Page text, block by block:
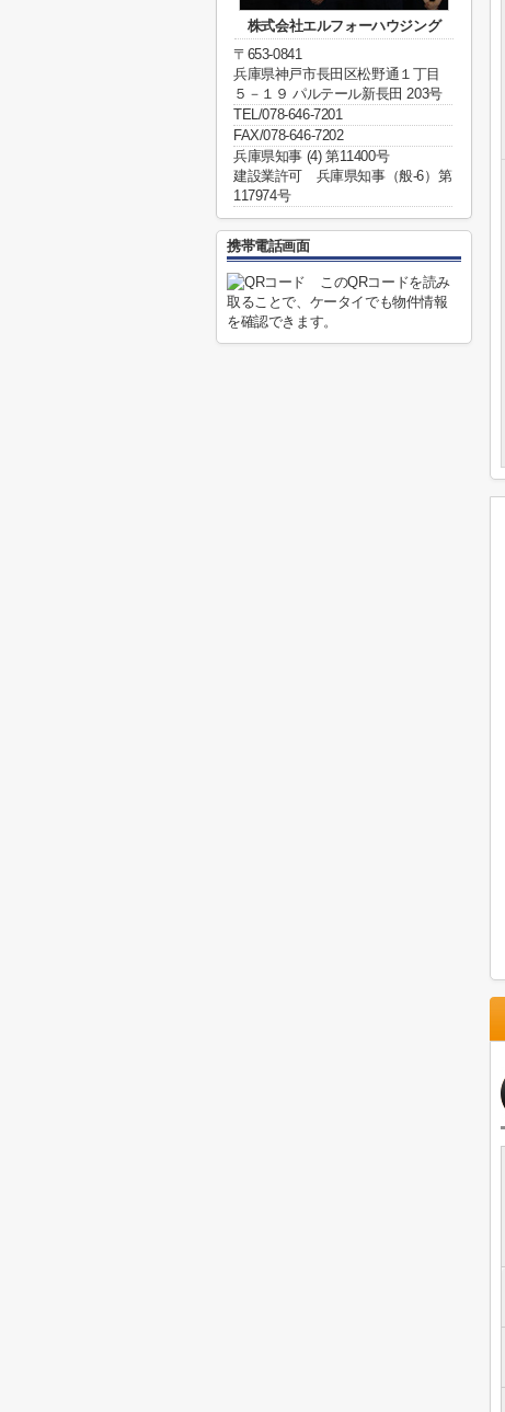
株式会社エルフォーハウジング
〒653-0841
兵庫県神戸市長田区松野通１丁目
５－１９ パルテール新長田 203号
TEL/078-646-7201
FAX/078-646-7202
兵庫県知事 (4) 第11400号
建設業許可 兵庫県知事（般-6）第
117974号
携帯電話画面
このQRコードを読み
取ることで、ケータイでも物件情報
を確認できます。